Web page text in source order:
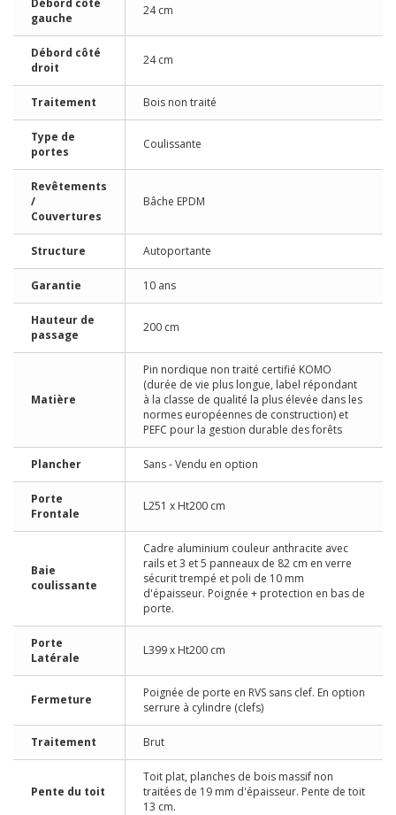
Débord côté
gauche
24 cm
Débord côté
droit
24 cm
Traitement Bois non traité
Type de
portes
Coulissante
Revêtements
/
Couvertures
Bâche EPDM
Structure Autoportante
Garantie 10 ans
Hauteur de
passage
200 cm
Matière
Pin nordique non traité certifié KOMO
(durée de vie plus longue, label répondant
à la classe de qualité la plus élevée dans les
normes européennes de construction) et
PEFC pour la gestion durable des forêts
Plancher Sans - Vendu en option
Porte
Frontale
L251 x Ht200 cm
Baie
coulissante
Cadre aluminium couleur anthracite avec
rails et 3 et 5 panneaux de 82 cm en verre
sécurit trempé et poli de 10 mm
d'épaisseur. Poignée + protection en bas de
porte.
Porte
Latérale
L399 x Ht200 cm
Fermeture
Poignée de porte en RVS sans clef. En option
serrure à cylindre (clefs)
Traitement Brut
Pente du toit
Toit plat, planches de bois massif non
traitées de 19 mm d'épaisseur. Pente de toit
13 cm.